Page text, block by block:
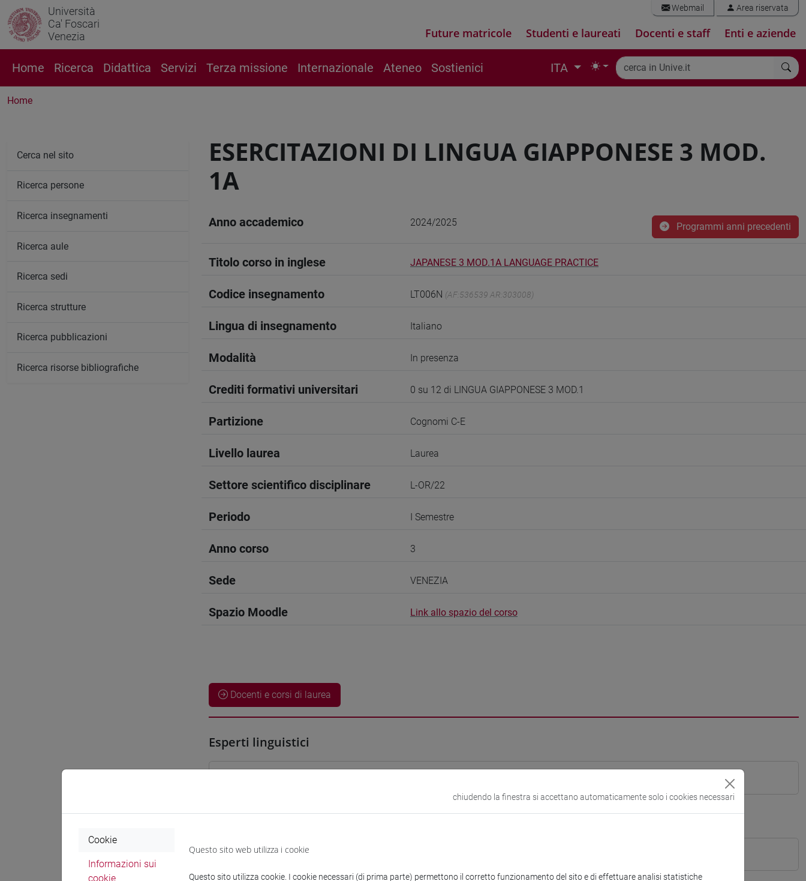
Università
Ca' Foscari
Venezia
Webmail Area riservata
Future matricole Studenti e laureati Docenti e staff Enti e aziende
Home Ricerca Didattica Servizi Terza missione Internazionale Ateneo Sostienici ITA
Home
ESERCITAZIONI DI LINGUA GIAPPONESE 3 MOD.
1A
Anno accademico 2024/2025 Programmi anni precedenti
Titolo corso in inglese JAPANESE 3 MOD.1A LANGUAGE PRACTICE
Codice insegnamento LT006N (AF:536539 AR:303008)
Lingua di insegnamento Italiano
Modalità In presenza
Crediti formativi universitari 0 su 12 di LINGUA GIAPPONESE 3 MOD.1
Partizione Cognomi C-E
Livello laurea Laurea
Settore scientifico disciplinare L-OR/22
Periodo I Semestre
Anno corso 3
Sede VENEZIA
Spazio Moodle Link allo spazio del corso
Docenti e corsi di laurea
Esperti linguistici
Materiali didattici
Materiali su Moodle
Cerca nel sito
Ricerca persone
Ricerca insegnamenti
Ricerca aule
Ricerca sedi
Ricerca strutture
Ricerca pubblicazioni
Ricerca risorse bibliografiche
chiudendo la finestra si accettano automaticamente solo i cookies necessari
Cookie
Informazioni sui
cookie
Questo sito web utilizza i cookie
Questo sito utilizza cookie. I cookie necessari (di prima parte) permettono il corretto funzionamento del sito e di effettuare analisi statistiche